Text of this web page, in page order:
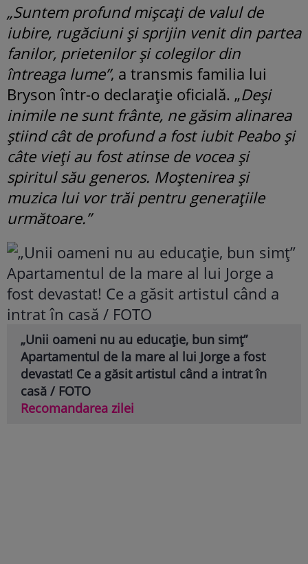
„Suntem profund mișcați de valul de
iubire, rugăciuni și sprijin venit din partea
fanilor, prietenilor și colegilor din
întreaga lume”, a transmis familia lui
Bryson într-o declarație oficială. „Deși
inimile ne sunt frânte, ne găsim alinarea
știind cât de profund a fost iubit Peabo și
câte vieți au fost atinse de vocea și
spiritul său generos. Moștenirea și
muzica lui vor trăi pentru generațiile
următoare.”
„Unii oameni nu au educație, bun simț”
Apartamentul de la mare al lui Jorge a fost
devastat! Ce a găsit artistul când a intrat în
casă / FOTO
Recomandarea zilei